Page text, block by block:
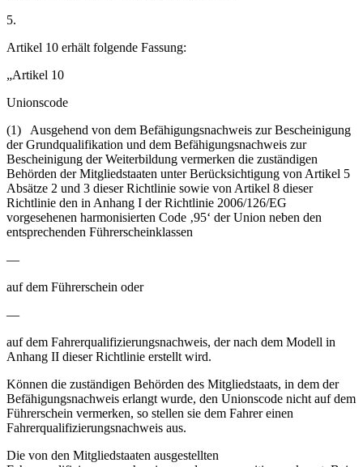
5.
Artikel 10 erhält folgende Fassung:
„Artikel 10
Unionscode
(1) Ausgehend von dem Befähigungsnachweis zur Bescheinigung
der Grundqualifikation und dem Befähigungsnachweis zur
Bescheinigung der Weiterbildung vermerken die zuständigen
Behörden der Mitgliedstaaten unter Berücksichtigung von Artikel 5
Absätze 2 und 3 dieser Richtlinie sowie von Artikel 8 dieser
Richtlinie den in Anhang I der Richtlinie 2006/126/EG
vorgesehenen harmonisierten Code ‚95‘ der Union neben den
entsprechenden Führerscheinklassen
—
auf dem Führerschein oder
—
auf dem Fahrerqualifizierungsnachweis, der nach dem Modell in
Anhang II dieser Richtlinie erstellt wird.
Können die zuständigen Behörden des Mitgliedstaats, in dem der
Befähigungsnachweis erlangt wurde, den Unionscode nicht auf dem
Führerschein vermerken, so stellen sie dem Fahrer einen
Fahrerqualifizierungsnachweis aus.
Die von den Mitgliedstaaten ausgestellten